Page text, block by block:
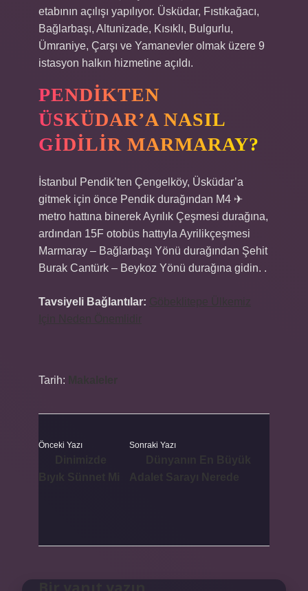
etabının açılışı yapılıyor. Üsküdar, Fıstıkağacı,
Bağlarbaşı, Altunizade, Kısıklı, Bulgurlu,
Ümraniye, Çarşı ve Yamanevler olmak üzere 9
istasyon halkın hizmetine açıldı.
PENDIKTEN
ÜSKÜDAR’A NASIL
GIDILIR MARMARAY?
İstanbul Pendik’ten Çengelköy, Üsküdar’a
gitmek için önce Pendik durağından M4 ✈
metro hattına binerek Ayrılık Çeşmesi durağına,
ardından 15F otobüs hattıyla Ayrilikçeşmesi
Marmaray – Bağlarbaşı Yönü durağından Şehit
Burak Cantürk – Beykoz Yönü durağına gidin. .
Tavsiyeli Bağlantılar:
Tarih:
Önceki Yazı Sonraki Yazı